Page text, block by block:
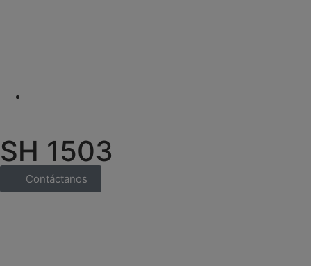
SH 1503
Contáctanos